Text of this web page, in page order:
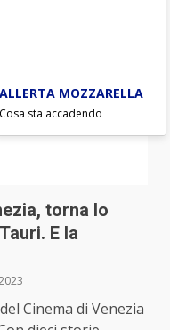
torna lo
E la
Cinema di Venezia
ALLERTA MOZZARELLA
Cosa sta accadendo